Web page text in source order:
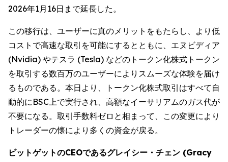
2026年1月16日まで延長した。
この移行は、ユーザーに真のメリットをもたらし、より低
コストで高速な取引を可能にするとともに、エヌビディア
(Nvidia) やテスラ (Tesla) などのトークン化株式トークン
を取引する数百万のユーザーによりスムーズな体験を届け
るものである。本日より、トークン化株式取引はすべて自
動的にBSC上で実行され、高額なイーサリアムのガス代が
不要になる。取引手数料ゼロと相まって、この変更により
トレーダーの懐により多くの資金が戻る。
ビットゲットのCEOであるグレイシー・チェン (Gracy